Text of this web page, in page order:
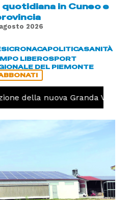
in Cuneo e
2026
CRONACAPOLITICASANITÀ
LIBEROSPORT
DEL PIEMONTE
della nuova Granda Volley